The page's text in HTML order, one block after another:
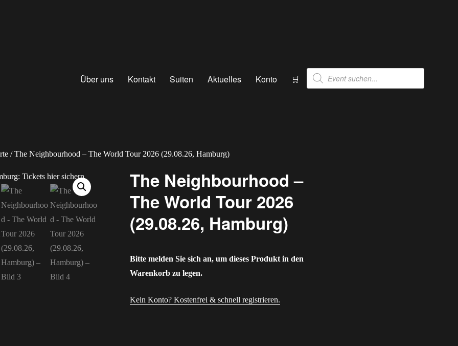
Über uns Kontakt Suiten Aktuelles Konto 🛒
Products
search
/ The Neighbourhood – The World Tour 2026 (29.08.26, Hamburg)
The Neighbourhood –
The World Tour 2026
(29.08.26, Hamburg)
Bitte melden Sie sich an, um dieses Produkt in den
Warenkorb zu legen.
Kein Konto? Kostenfrei & schnell registrieren.